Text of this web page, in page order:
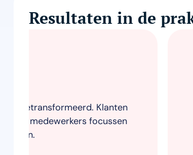
Resultaten in de
Met AnswerPal kromp ons
meertalige medewerker die
meeste oproepen worden
vereisen menselijke